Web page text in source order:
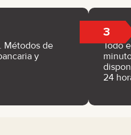
Métodos de
y
3
Todo
24